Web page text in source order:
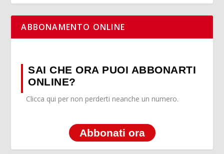
ABBONAMENTO ONLINE
SAI CHE ORA PUOI ABBONARTI
ONLINE?
Clicca qui per non perderti neanche un numero.
Abbonati ora